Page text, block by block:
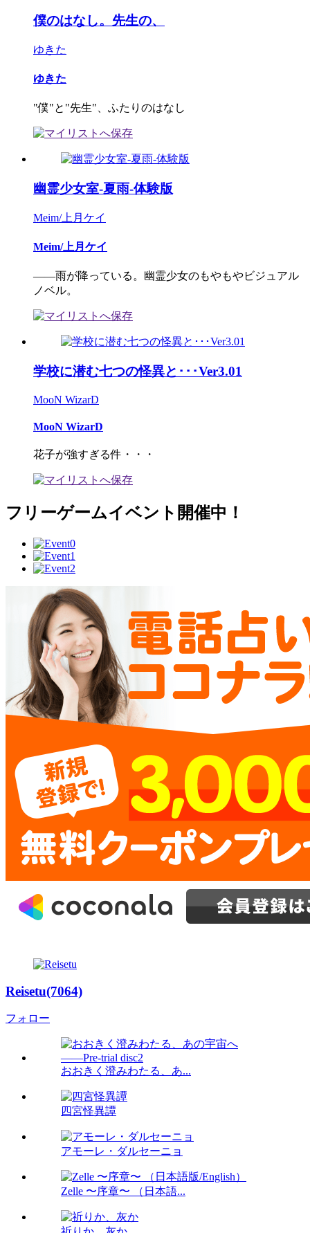
僕のはなし。先生の、
ゆきた
ゆきた
"僕"と"先生"、ふたりのはなし
幽霊少女室-夏雨-体験版
Meim/上月ケイ
Meim/上月ケイ
――雨が降っている。幽霊少女のもやもやビジュアル
ノベル。
学校に潜む七つの怪異と･･･Ver3.01
MooN WizarD
MooN WizarD
花子が強すぎる件・・・
フリーゲームイベント開催中！
Reisetu(7064)
フォロー
おおきく澄みわたる、あ...
四宮怪異譚
アモーレ・ダルセーニョ
Zelle 〜序章〜 （日本語...